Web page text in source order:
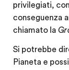
privilegiati,
conseguenza
chiamato la
Si potrebbe
Pianeta e